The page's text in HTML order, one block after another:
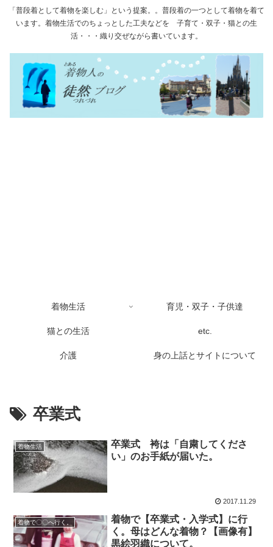
「普段着として着物を楽しむ」という提案。。普段着の一つとして着物を着て
います。着物生活でのちょっとした工夫などを 子育て・双子・猫との生
活・・・織り交ぜながら書いています。
着物生活 育児・双子・子供達
猫との生活 etc.
介護 身の上話とサイトについて
卒業式
着物生活
卒業式 袴は「自粛してくださ
い」のお手紙が届いた。
2017.11.29
着物で〇〇へ行く。
着物で【卒業式・入学式】に行
く。母はどんな着物？【画像有】
黒絵羽織について。